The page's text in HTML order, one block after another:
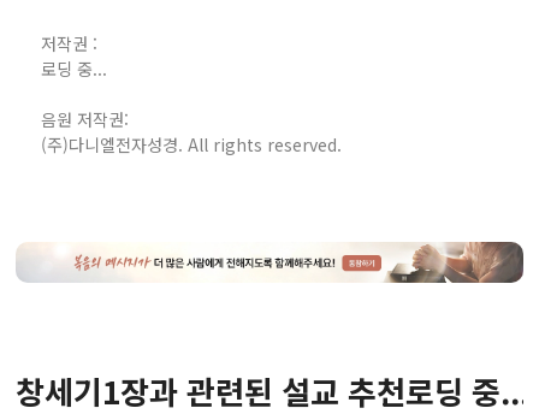
저작권 :
로딩 중...
음원 저작권:
(주)다니엘전자성경. All rights reserved.
창세기1장과 관련된 설교 추천로딩 중...